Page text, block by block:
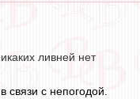
ливней нет
связи с непогодой.